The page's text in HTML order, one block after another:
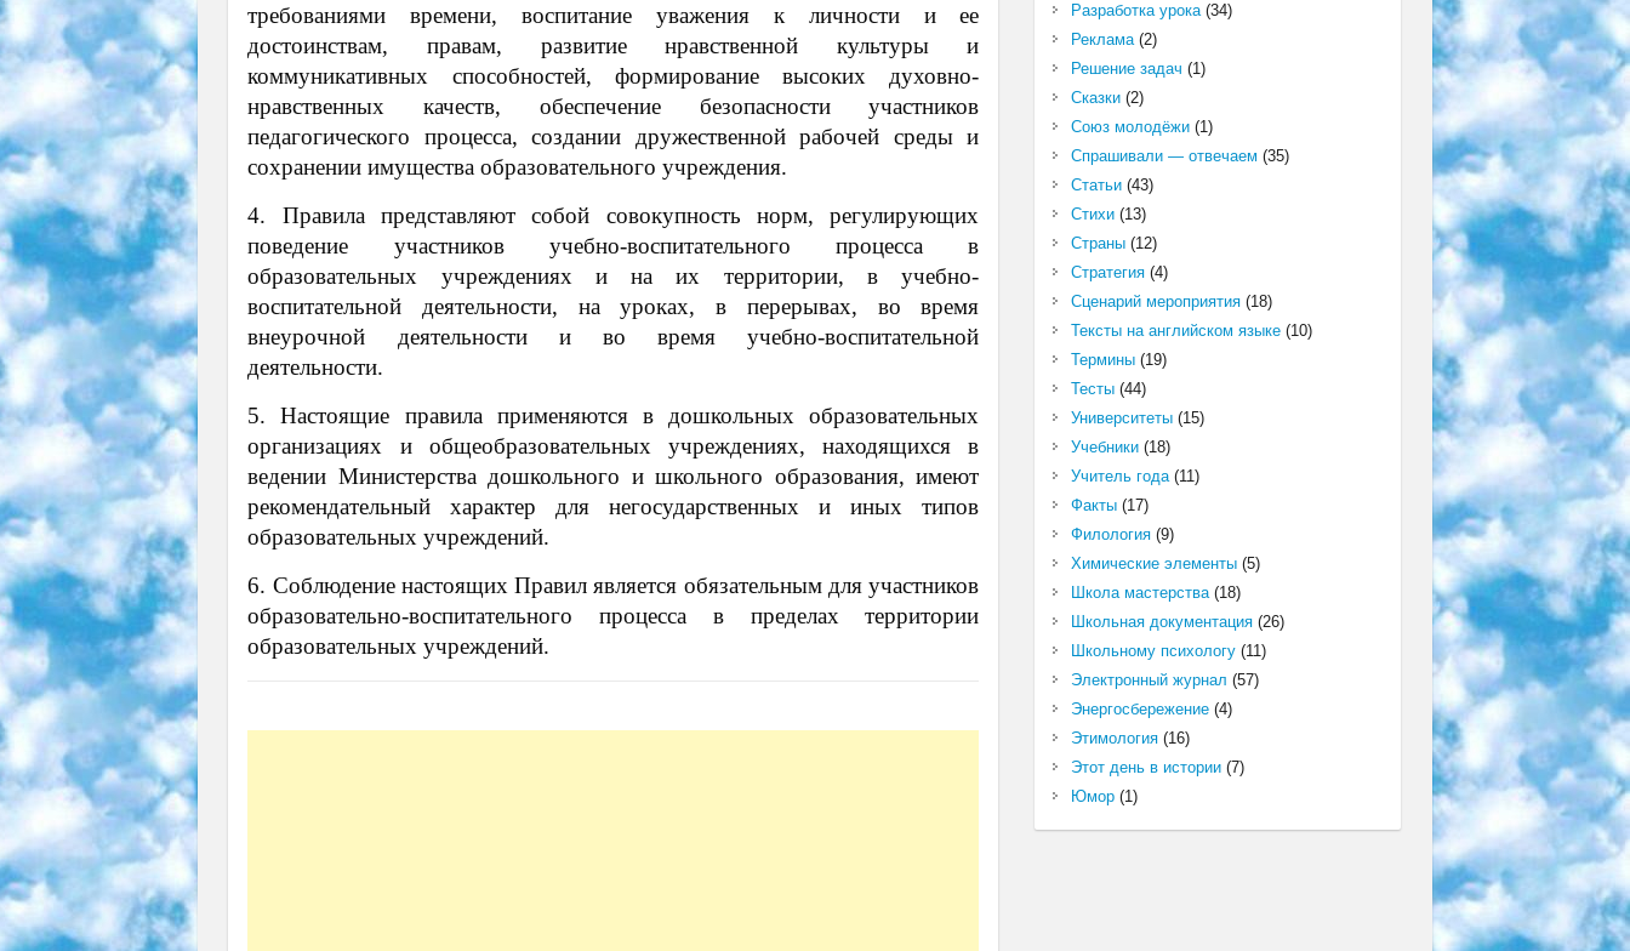
требованиями времени, воспитание уважения к личности и ее
достоинствам, правам, развитие нравственной культуры и
коммуникативных способностей, формирование высоких духовно-
нравственных качеств, обеспечение безопасности участников
педагогического процесса, создании дружественной рабочей среды и
сохранении имущества образовательного учреждения.
4. Правила представляют собой совокупность норм, регулирующих
поведение участников учебно-воспитательного процесса в
образовательных учреждениях и на их территории, в учебно-
воспитательной деятельности, на уроках, в перерывах, во время
внеурочной деятельности и во время учебно-воспитательной
деятельности.
5. Настоящие правила применяются в дошкольных образовательных
организациях и общеобразовательных учреждениях, находящихся в
ведении Министерства дошкольного и школьного образования, имеют
рекомендательный характер для негосударственных и иных типов
образовательных учреждений.
6. Соблюдение настоящих Правил является обязательным для участников
образовательно-воспитательного процесса в пределах территории
образовательных учреждений.
Разработка урока(34)
Реклама(2)
Решение задач (1)
Сказки(2)
Союз молодёжи(1)
Спрашивали — отвечаем (35)
Статьи(43)
Стихи(13)
Страны(12)
Стратегия(4)
Сценарий мероприятия(18)
Тексты на английском языке(10)
Термины(19)
Тесты(44)
Университеты(15)
Учебники(18)
Учитель года(11)
Факты(17)
Филология(9)
Химические элементы(5)
Школа мастерства(18)
Школьная документация(26)
Школьному психологу(11)
Электронный журнал (57)
Энергосбережение(4)
Этимология(16)
Этот день в истории(7)
Юмор(1)